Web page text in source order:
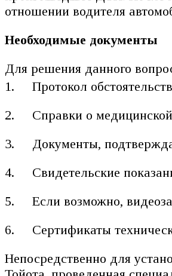
отношении водителя
Необходимые документы
Для решения данного
Протокол
Справки о
Документы,
Свидетельские
Если возможно,
Сертификаты
Непосредственно для